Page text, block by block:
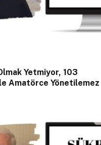
Yetmiyor, 103
Amatörce Yönetilemez